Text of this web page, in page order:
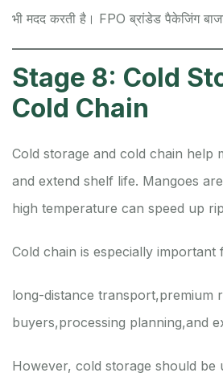
भी मदद करती है। FPO ब्रांडेड पैकेजिंग
Stage 8: Cold
Cold Chain
Cold storage and cold chain help
and extend shelf life. Mangoes
high temperature can speed up
Cold chain is especially important
long-distance transport,premium
buyers,processing planning,and
However, cold storage should be